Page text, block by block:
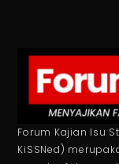
Forum Kajian Isu
KiSSNed)